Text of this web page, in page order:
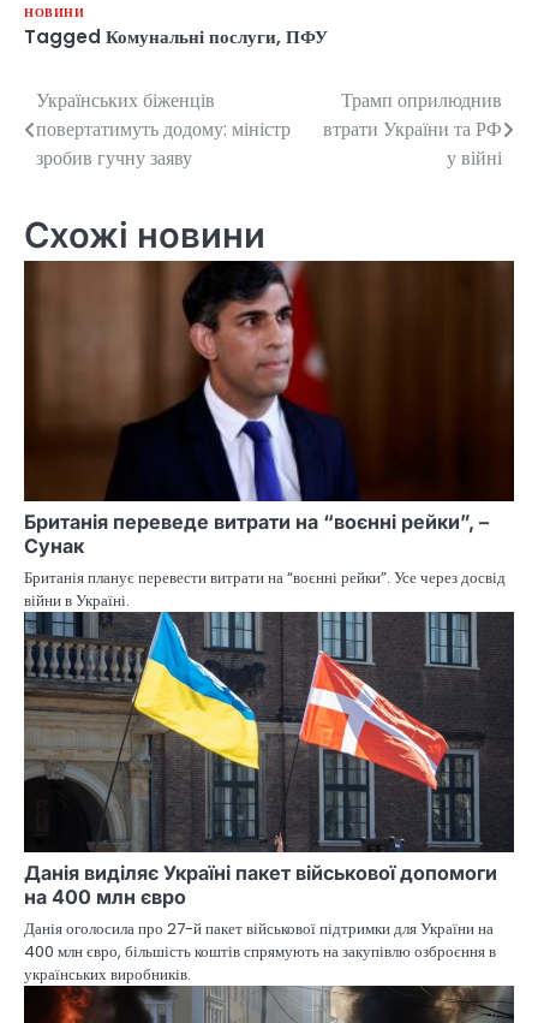
НОВИНИ
Tagged Комунальні послуги, ПФУ
Навігація
записів
Українських біженців
повертатимуть додому: міністр
зробив гучну заяву
Трамп оприлюднив
втрати України та РФ
у війні
Схожі новини
Британія переведе витрати на “воєнні рейки”, –
Сунак
Британія планує перевести витрати на “воєнні рейки”. Усе через досвід
війни в Україні.
Данія виділяє Україні пакет військової допомоги
на 400 млн євро
Данія оголосила про 27-й пакет військової підтримки для України на
400 млн євро, більшість коштів спрямують на закупівлю озброєння в
українських виробників.